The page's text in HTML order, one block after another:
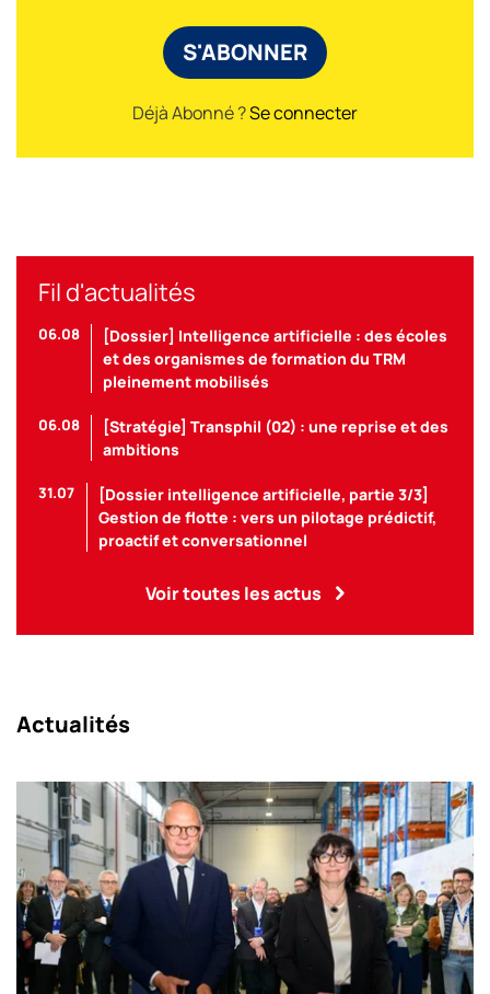
S'ABONNER
Déjà Abonné ?Se connecter
Fil d'actualités
06.08
[Dossier] Intelligence artificielle : des écoles
et des organismes de formation du TRM
pleinement mobilisés
06.08
[Stratégie] Transphil (02) : une reprise et des
ambitions
31.07
[Dossier intelligence artificielle, partie 3/3]
Gestion de flotte : vers un pilotage prédictif,
proactif et conversationnel
Voir toutes les actus
Actualités